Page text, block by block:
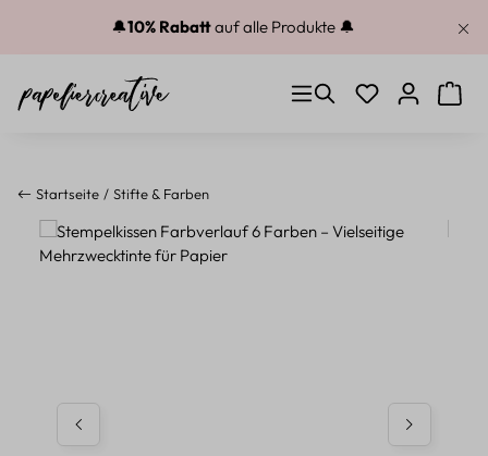
Zum Hauptinhalt springen
🔔10% Rabattauf alle Produkte 🔔
Du hast 0
Startseite Stifte & Farben
Bildergalerie überspringen